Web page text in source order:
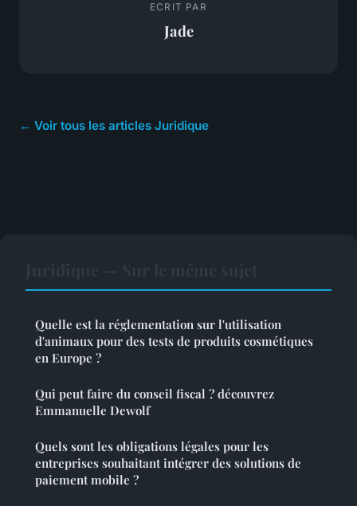
ECRIT PAR
Jade
← Voir tous les articles Juridique
Quelle est la réglementation sur l'utilisation
d'animaux pour des tests de produits cosmétiques
en Europe ?
Qui peut faire du conseil fiscal ? découvrez
Emmanuelle Dewolf
Quels sont les obligations légales pour les
entreprises souhaitant intégrer des solutions de
paiement mobile ?